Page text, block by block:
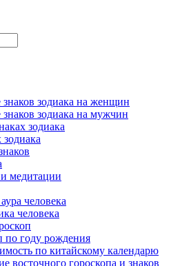
зодиака на женщин
зодиака на мужчин
зодиака
медитации
человека
человека
по году рождения
по китайскому календарю
восточного гороскопа и знаков